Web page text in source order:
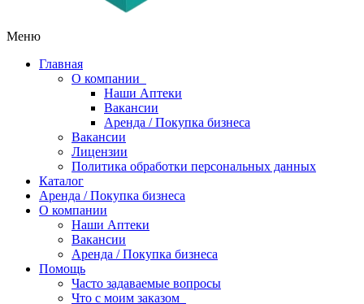
Меню
Главная
О компании
Наши Аптеки
Вакансии
Аренда / Покупка бизнеса
Вакансии
Лицензии
Политика обработки персональных данных
Каталог
Аренда / Покупка бизнеса
О компании
Наши Аптеки
Вакансии
Аренда / Покупка бизнеса
Помощь
Часто задаваемые вопросы
Что с моим заказом